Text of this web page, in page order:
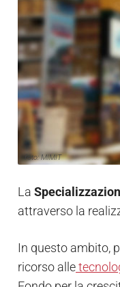
foto: MIMIT
La
attraverso la
In questo ambito,
ricorso alle